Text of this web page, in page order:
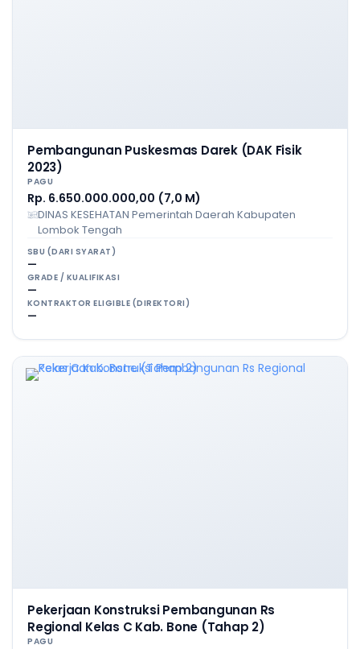
Pembangunan Puskesmas Darek (DAK Fisik
2023)
PAGU
Rp. 6.650.000.000,00 (7,0 M)
DINAS KESEHATAN Pemerintah Daerah Kabupaten
Lombok Tengah
SBU (DARI SYARAT)
—
GRADE / KUALIFIKASI
—
KONTRAKTOR ELIGIBLE (DIREKTORI)
—
Pekerjaan Konstruksi Pembangunan Rs
Regional Kelas C Kab. Bone (Tahap 2)
PAGU